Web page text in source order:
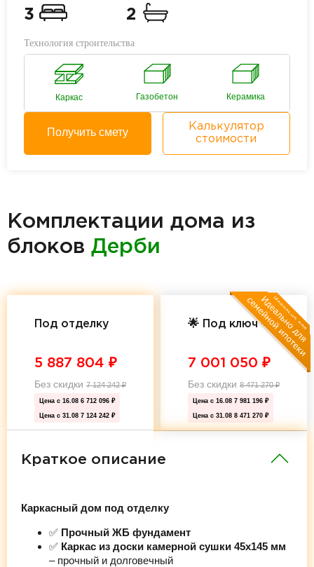
3 2
Технология строительства
Каркас Газобетон Керамика
Получить смету
Калькулятор
стоимости
Комплектации дома из
блоков Дерби
Под отделку
5 887 804 ₽
Без скидки 7 124 242₽
Цена с 16.08 6 712 096 ₽
Цена с 31.08 7 124 242 ₽
🌟 Под ключ 🌟
7 001 050 ₽
Без скидки 8 471 270₽
Цена с 16.08 7 981 196 ₽
Цена с 31.08 8 471 270 ₽
Краткое описание
Каркасный дом под отделку
✅ Прочный ЖБ фундамент
✅ Каркас из доски камерной сушки 45х145 мм
– прочный и долговечный